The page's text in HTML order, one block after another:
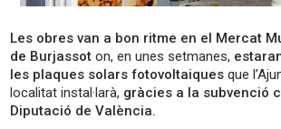
Les obres van a bon ritme en el Mercat
de Burjassot on, en unes setmanes,
les plaques solars fotovoltaiques que
localitat instal·larà, gràcies a la subvenció
Diputació de València.